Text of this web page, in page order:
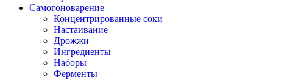
Самогоноварение
Концентрированные соки
Настаивание
Дрожжи
Ингредиенты
Наборы
Ферменты